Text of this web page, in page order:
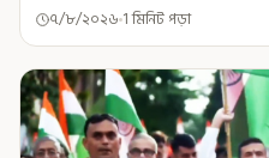
৭/৮/২০২৬ 1 মিনিট পড়া